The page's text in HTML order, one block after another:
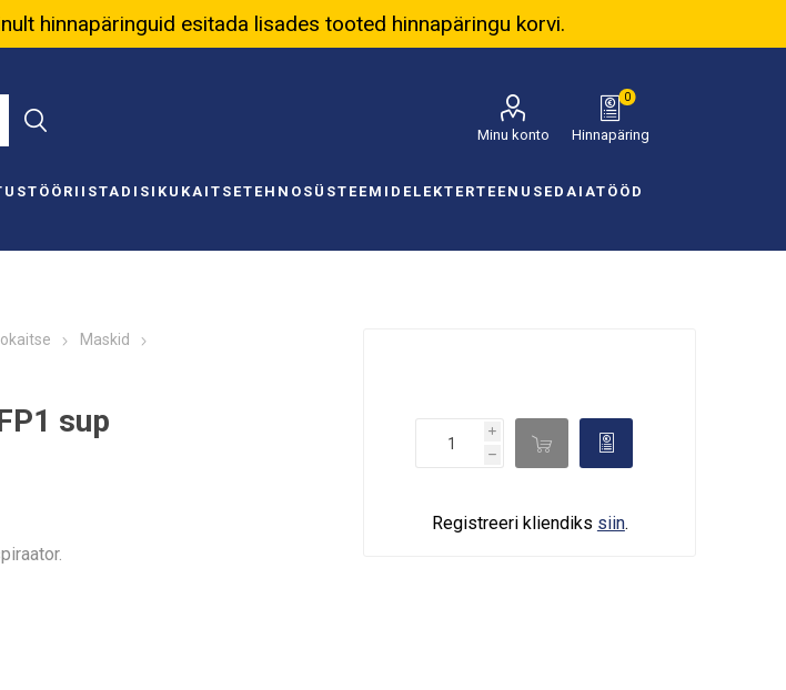
hinnapäringuid esitada lisades tooted hinnapäringu korvi.
Minu konto Hinnapäring
0
TÖÖRIISTAD ISIKUKAITSETEHNOSÜSTEEMID ELEKTERTEENUSEDAIATÖÖD
Maskid
sup
i
h
d 
Registreeri kliendiks siin.